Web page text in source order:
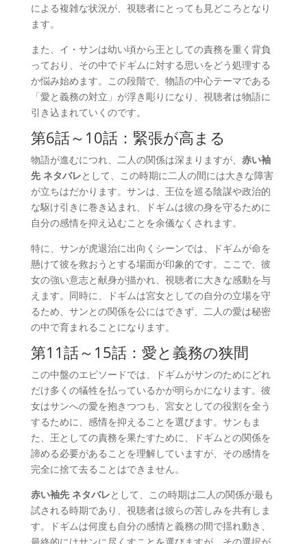
による複雑な状況が、視聴者にとっても見どころとなり
ます。
また、イ・サンは幼い頃から王としての責務を重く背負
っており、その中でドギムに対する思いをどう処理する
か悩み始めます。この段階で、物語の中心テーマである
「愛と義務の対立」が浮き彫りになり、視聴者は物語に
引き込まれていくのです。
第6話～10話：緊張が高まる
物語が進むにつれ、二人の関係は深まりますが、 赤い袖
先 ネタバレとして、この時期に二人の間には大きな障害
が立ちはだかります。サンは、王位を巡る陰謀や政治的
な駆け引きに巻き込まれ、ドギムは彼の身を守るために
自分の感情を抑え込むことを余儀なくされます。
特に、サンが虎退治に出向くシーンでは、ドギムが命を
懸けて彼を救おうとする場面が印象的です。ここで、彼
女の強い意志と献身が描かれ、視聴者に大きな感動を与
えます。同時に、ドギムは宮女としての自分の立場を守
るため、サンとの関係を公にはできず、二人の愛は秘密
の中で育まれることになります。
第11話～15話：愛と義務の狭間
この中盤のエピソードでは、ドギムがサンのためにどれ
だけ多くの犠牲を払っているかが明らかになります。彼
女はサンへの愛を抱きつつも、宮女としての役割を全う
するために、感情を抑えることを選びます。サンもま
た、王としての責務を果たすために、ドギムとの関係を
諦める必要があることを理解していますが、その感情を
完全に捨て去ることはできません。
赤い袖先 ネタバレとして、この時期は二人の関係が最も
試される時期であり、視聴者は彼らの苦しみを共有しま
す。ドギムは何度も自分の感情と義務の間で揺れ動き、